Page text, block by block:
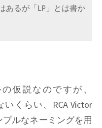
あるが「LP」とは書か
仮説なのですが、
いくらい、RCA Victor
プルなネーミングを用